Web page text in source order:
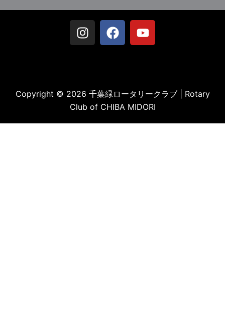
Copyright © 2026 千葉緑ロータリークラブ | Rotary
Club of CHIBA MIDORI